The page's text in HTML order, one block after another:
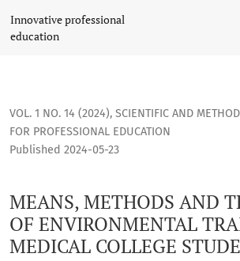
MEANS, METHODS AND TECHNIQUES
Innovative professional
education
VOL. 1 NO. 14 (2024), SCIENTIFIC AND
FOR PROFESSIONAL EDUCATION
MEANS, METHODS AND
OF ENVIRONMENTAL
MEDICAL COLLEGE
Published 2024-05-23